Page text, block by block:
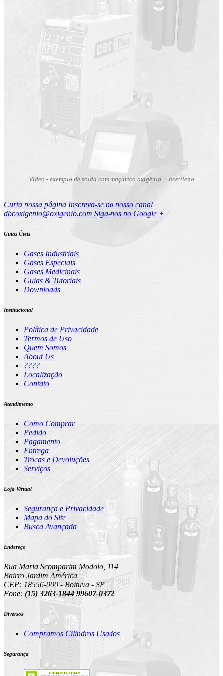
Vídeo - exemplo de solda com maçarico oxigênio + acetileno
Curta nossa página Inscreva-se no nosso canal
dbcoxigenio@oxigenio.com Siga-nos no Google +
Guias Úteis
Gases Industriais
Gases Especiais
Gases Medicinais
Guias & Tutoriais
Downloads
Institucional
Política de Privacidade
Termos de Uso
Quem Somos
About Us
????
Localização
Contato
Atendimento
Como Comprar
Pedido
Pagamento
Entrega
Trocas e Devoluções
Serviços
Loja Virtual
Segurança e Privacidade
Mapa do Site
Busca Avançada
Endereço
Rua Maria Scomparim Modolo, 114
Bairro Jardim América
CEP: 18556-000 - Boituva - SP
Fone: (15) 3263-1844 99607-0372
Diversos
Compramos Cilindros Usados
Segurança